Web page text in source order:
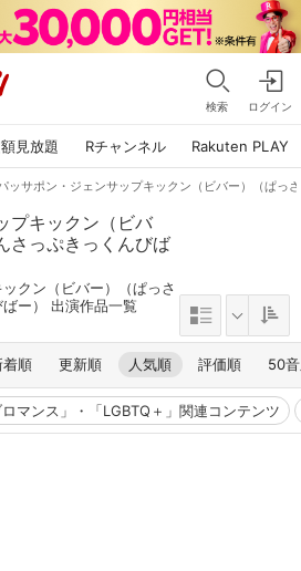
検索 ログイン
見放題 Rチャンネル Rakuten PLAY
ッサポン・ジェンサップキックン（ビバー）（ぱっ
プキックン（ビバ
さっぷきっくんびば
クン（ビバー）（ぱっさ
ー） 出演作品一覧
着順 更新順 人気順 評価順 50
ロマンス」・「LGBTQ＋」関連コンテンツ